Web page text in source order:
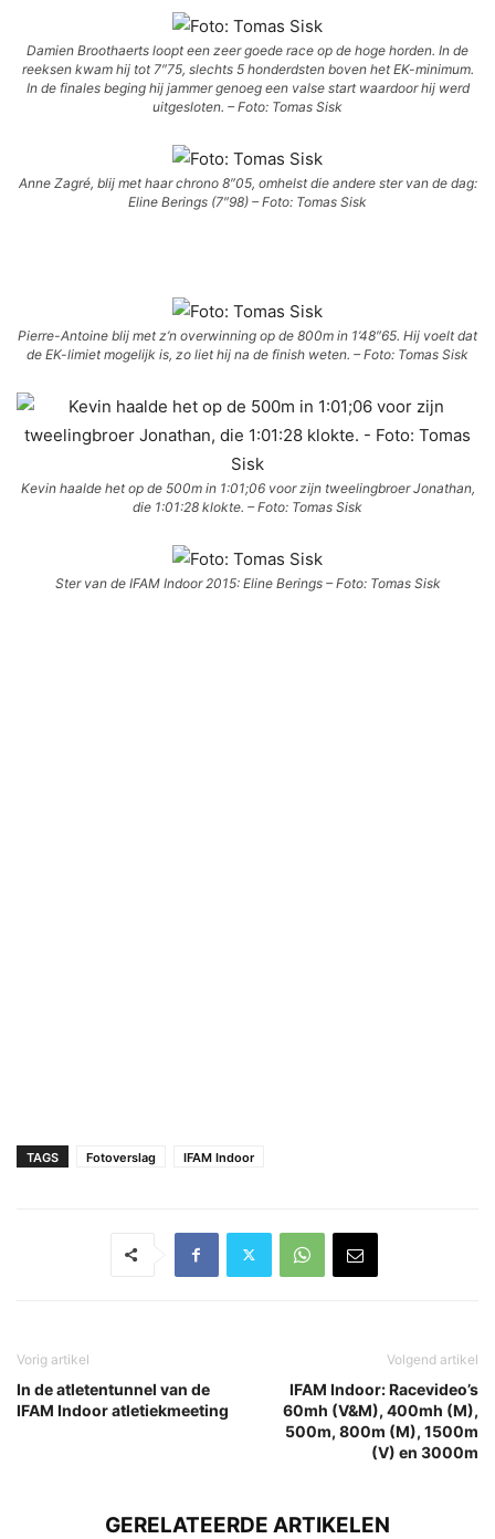
Damien Broothaerts loopt een zeer goede race op de hoge horden. In de
reeksen kwam hij tot 7″75, slechts 5 honderdsten boven het EK-minimum.
In de finales beging hij jammer genoeg een valse start waardoor hij werd
uitgesloten. – Foto: Tomas Sisk
Anne Zagré, blij met haar chrono 8″05, omhelst die andere ster van de dag:
Eline Berings (7″98) – Foto: Tomas Sisk
Pierre-Antoine blij met z’n overwinning op de 800m in 1’48″65. Hij voelt dat
de EK-limiet mogelijk is, zo liet hij na de finish weten. – Foto: Tomas Sisk
Kevin haalde het op de 500m in 1:01;06 voor zijn tweelingbroer Jonathan,
die 1:01:28 klokte. – Foto: Tomas Sisk
Ster van de IFAM Indoor 2015: Eline Berings – Foto: Tomas Sisk
TAGS Fotoverslag IFAM Indoor
Vorig artikel
In de atletentunnel van de
IFAM Indoor atletiekmeeting
Volgend artikel
IFAM Indoor: Racevideo’s
60mh (V&M), 400mh (M),
500m, 800m (M), 1500m
(V) en 3000m
GERELATEERDE ARTIKELEN